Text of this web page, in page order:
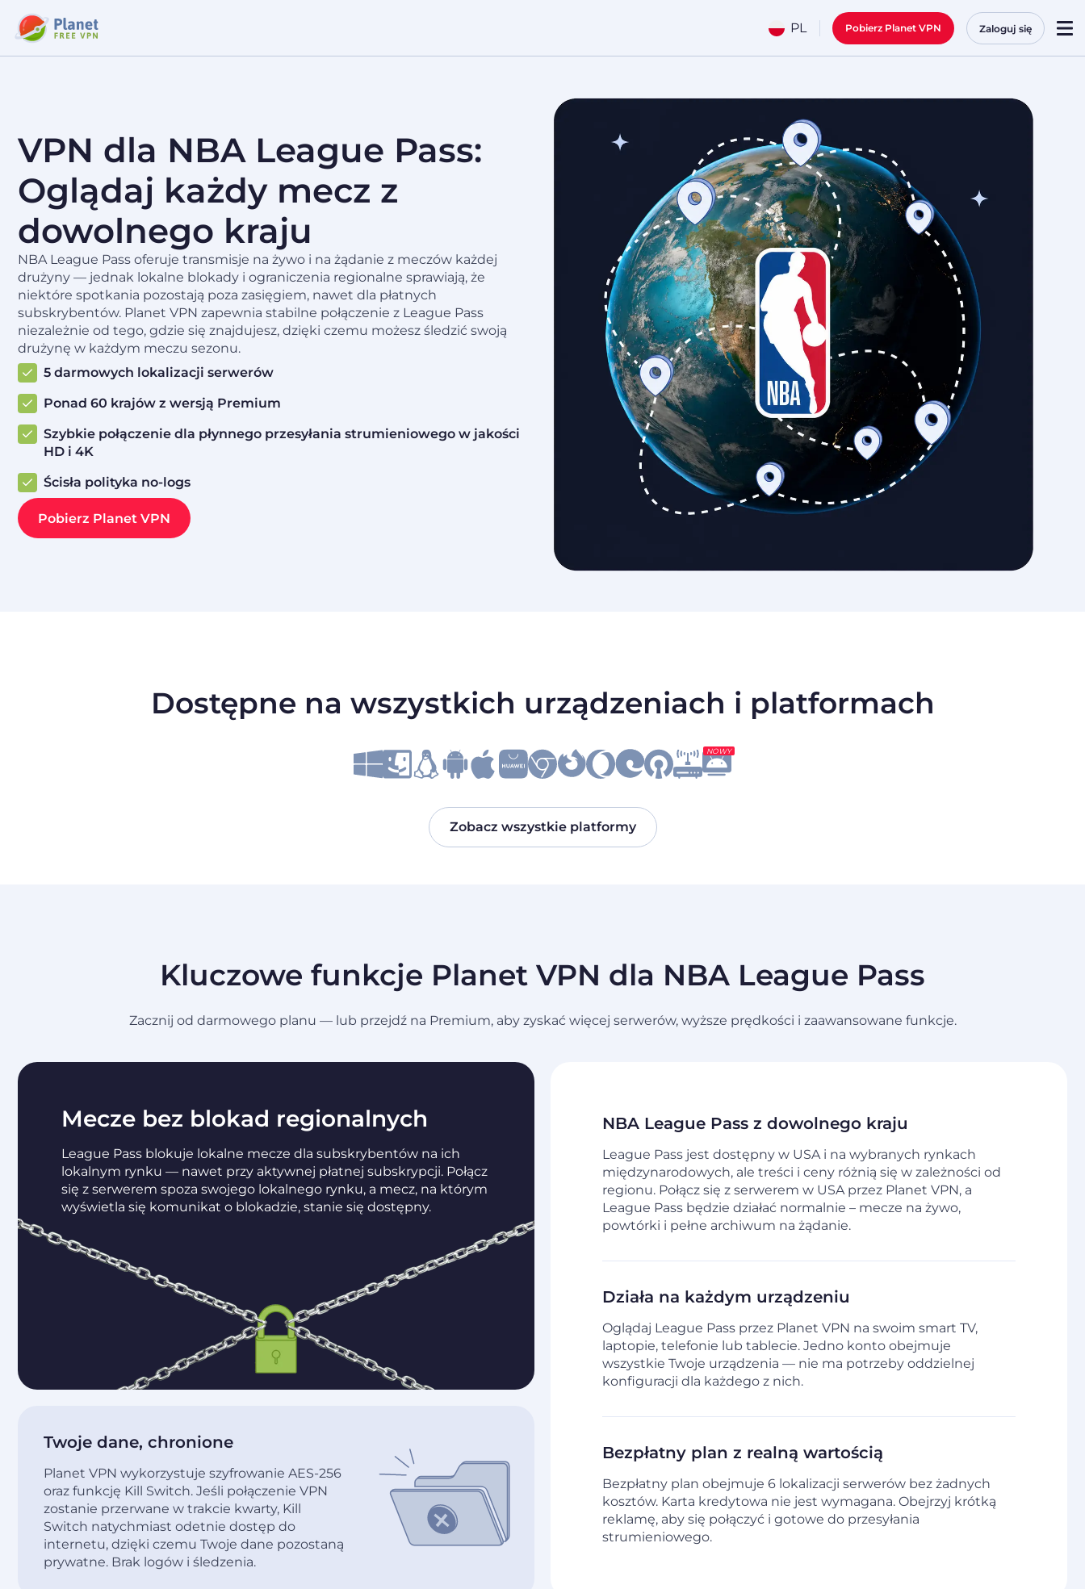
PL Pobierz Planet VPN Zaloguj się
VPN dla NBA League Pass:
Oglądaj każdy mecz z
dowolnego kraju
NBA League Pass oferuje transmisje na żywo i na żądanie z meczów każdej
drużyny — jednak lokalne blokady i ograniczenia regionalne sprawiają, że
niektóre spotkania pozostają poza zasięgiem, nawet dla płatnych
subskrybentów. Planet VPN zapewnia stabilne połączenie z League Pass
niezależnie od tego, gdzie się znajdujesz, dzięki czemu możesz śledzić swoją
drużynę w każdym meczu sezonu.
5 darmowych lokalizacji serwerów
Ponad 60 krajów z wersją Premium
Szybkie połączenie dla płynnego przesyłania strumieniowego w jakości
HD i 4K
Ścisła polityka no-logs
Pobierz Planet VPN
Dostępne na wszystkich urządzeniach i platformach
NOWY
Zobacz wszystkie platformy
Kluczowe funkcje Planet VPN dla NBA League Pass
Zacznij od darmowego planu — lub przejdź na Premium, aby zyskać więcej serwerów, wyższe prędkości i zaawansowane funkcje.
Mecze bez blokad regionalnych
League Pass blokuje lokalne mecze dla subskrybentów na ich
lokalnym rynku — nawet przy aktywnej płatnej subskrypcji. Połącz
się z serwerem spoza swojego lokalnego rynku, a mecz, na którym
wyświetla się komunikat o blokadzie, stanie się dostępny.
NBA League Pass z dowolnego kraju
League Pass jest dostępny w USA i na wybranych rynkach
międzynarodowych, ale treści i ceny różnią się w zależności od
regionu. Połącz się z serwerem w USA przez Planet VPN, a
League Pass będzie działać normalnie – mecze na żywo,
powtórki i pełne archiwum na żądanie.
Działa na każdym urządzeniu
Oglądaj League Pass przez Planet VPN na swoim smart TV,
laptopie, telefonie lub tablecie. Jedno konto obejmuje
wszystkie Twoje urządzenia — nie ma potrzeby oddzielnej
konfiguracji dla każdego z nich.
Bezpłatny plan z realną wartością
Bezpłatny plan obejmuje 6 lokalizacji serwerów bez żadnych
kosztów. Karta kredytowa nie jest wymagana. Obejrzyj krótką
reklamę, aby się połączyć i gotowe do przesyłania
strumieniowego.
Twoje dane, chronione
Planet VPN wykorzystuje szyfrowanie AES-256
oraz funkcję Kill Switch. Jeśli połączenie VPN
zostanie przerwane w trakcie kwarty, Kill
Switch natychmiast odetnie dostęp do
internetu, dzięki czemu Twoje dane pozostaną
prywatne. Brak logów i śledzenia.